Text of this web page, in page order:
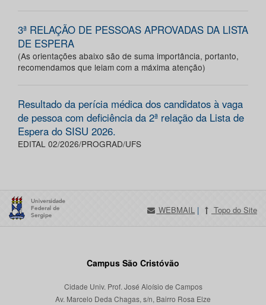
3ª RELAÇÃO DE PESSOAS APROVADAS DA LISTA
DE ESPERA
(As orientações abaixo são de suma importância, portanto,
recomendamos que leiam com a máxima atenção)
Resultado da perícia médica dos candidatos à vaga
de pessoa com deficiência da 2ª relação da Lista de
Espera do SISU 2026.
EDITAL 02/2026/PROGRAD/UFS
WEBMAIL | Topo do Site
Campus São Cristóvão
Cidade Univ. Prof. José Aloísio de Campos
Av. Marcelo Deda Chagas, s/n, Bairro Rosa Elze